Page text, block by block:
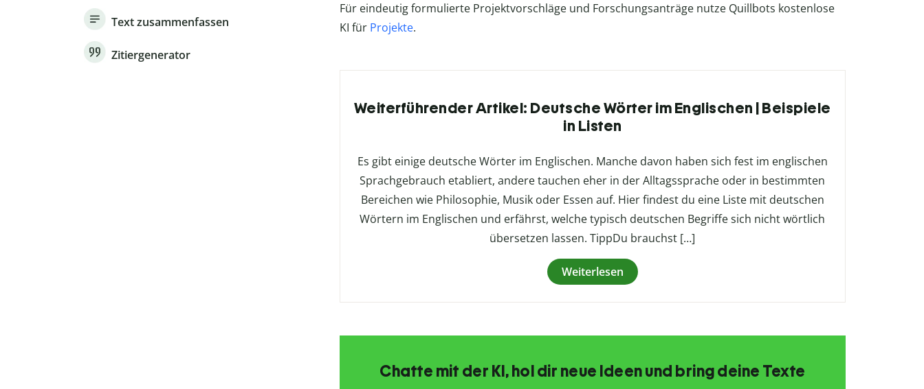
Text zusammenfassen
Zitiergenerator
Für eindeutig formulierte Projektvorschläge und Forschungsanträge nutze Quillbots kostenlose
KI für Projekte.
Weiterführender Artikel: Deutsche Wörter im Englischen | Beispiele
in Listen
Es gibt einige deutsche Wörter im Englischen. Manche davon haben sich fest im englischen
Sprachgebrauch etabliert, andere tauchen eher in der Alltagssprache oder in bestimmten
Bereichen wie Philosophie, Musik oder Essen auf. Hier findest du eine Liste mit deutschen
Wörtern im Englischen und erfährst, welche typisch deutschen Begriffe sich nicht wörtlich
übersetzen lassen. TippDu brauchst […]
Weiterlesen
Chatte mit der KI, hol dir neue Ideen und bring deine Texte